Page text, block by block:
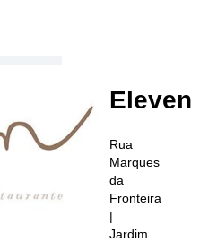
Eleven
Rua
Marques
da
Fronteira
|
Jardim